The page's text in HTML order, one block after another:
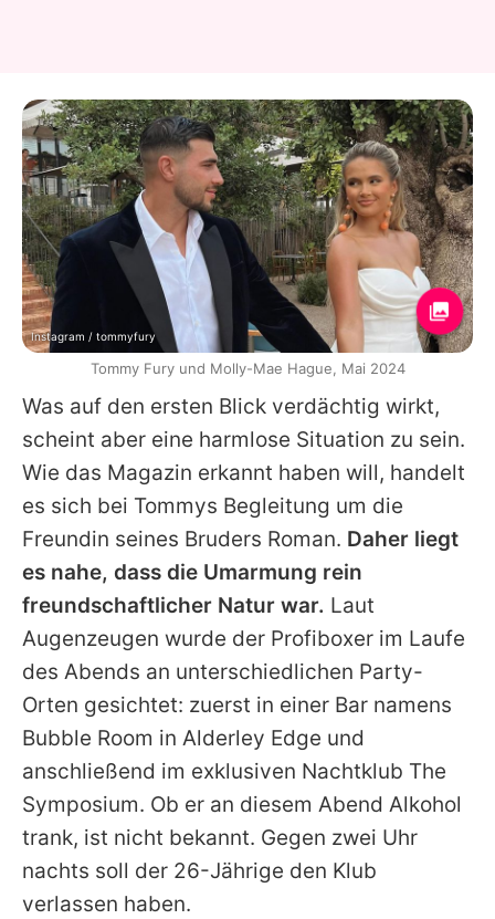
Was auf den ersten Blick verdächtig wirkt,
scheint aber eine harmlose Situation zu sein.
Wie das Magazin erkannt haben will, handelt
es sich bei Tommys Begleitung um die
Freundin seines Bruders Roman. Daher liegt
es nahe, dass die Umarmung rein
freundschaftlicher Natur war. Laut
Augenzeugen wurde der Profiboxer im Laufe
des Abends an unterschiedlichen Party-
Orten gesichtet: zuerst in einer Bar namens
Bubble Room in Alderley Edge und
anschließend im exklusiven Nachtklub The
Symposium. Ob er an diesem Abend Alkohol
trank, ist nicht bekannt. Gegen zwei Uhr
nachts soll der 26-Jährige den Klub
verlassen haben.
Instagram / tommyfury
Tommy Fury und Molly-Mae Hague, Mai 2024